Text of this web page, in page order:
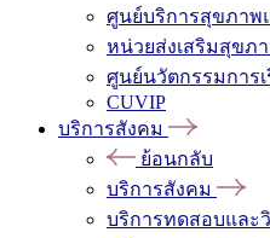
ศูนย์บริการสุขภาพ
หน่วยส่งเสริมสุขภ
ศูนย์นวัตกรรมการเ
CUVIP
บริการสังคม
ย้อนกลับ
บริการสังคม
บริการทดสอบและ